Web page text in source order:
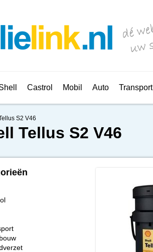
Castrol Mobil Auto Transport
S2 V46
Tellus S2 V46